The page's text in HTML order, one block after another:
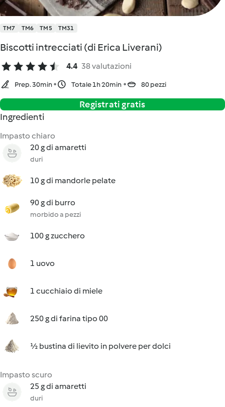
TM7 TM6 TM5 TM31
Biscotti intrecciati (di Erica Liverani)
4.4 38 valutazioni
Prep. 30min Totale 1h 20min 80 pezzi
Registrati gratis
Ingredienti
Impasto chiaro
20 g di amaretti
duri
10 g di mandorle pelate
90 g di burro
morbido a pezzi
100 g zucchero
1 uovo
1 cucchiaio di miele
250 g di farina tipo 00
½ bustina di lievito in polvere per dolci
Impasto scuro
25 g di amaretti
duri